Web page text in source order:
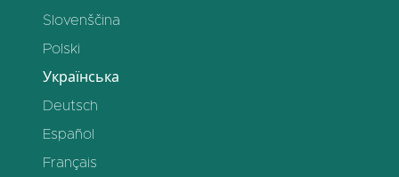
Slovenščina
Polski
Українська
Deutsch
Español
Français